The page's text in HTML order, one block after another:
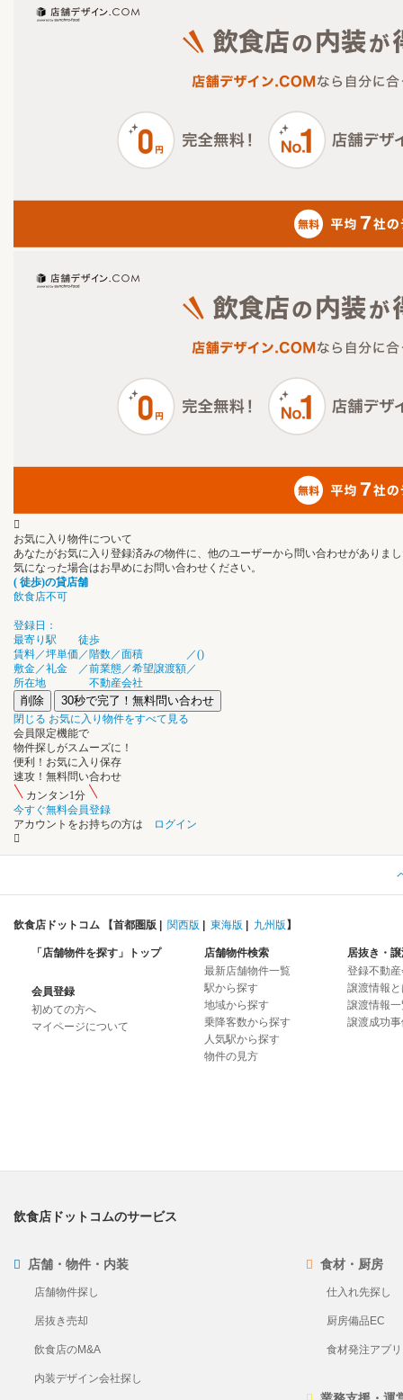
お気に入り物件について
あなたがお気に入り登録済みの物件に、他のユーザーから問い合わせがありま
気になった場合はお早めにお問い合わせください。
( 徒歩)の貸店舗
飲食店不可
登録日：
最寄り駅
徒歩
賃料／坪単価 ／ 階数／面積 ／()
敷金／礼金
／前業態／希望譲渡額／
所在地
不動産会社
削除 30秒で完了！無料問い合わせ
閉じる お気に入り物件をすべて見る
会員限定機能で
物件探しがスムーズに ！
便利！ お気に入り保存
速攻！ 無料問い合わせ
カンタン1分
今すぐ無料会員登録
アカウントをお持ちの方は
ログイン
飲食店ドットコム 【首都圏版 関西版 東海版 九州版 】
「店舗物件を探す」トップ
会員登録
初めての方へ
マイページについて
店舗物件検索
最新店舗物件一覧
駅から探す
地域から探す
乗降客数から探す
人気駅から探す
物件の見方
居抜き・
登録不動
譲渡情報
譲渡情報
譲渡成功
飲食店ドットコムのサービス
店舗・物件・内装
店舗物件探し
居抜き売却
飲食店のM&A
内装デザイン会社探し
食材・厨房
仕入れ先探し
厨房備品EC
食材発注アプ